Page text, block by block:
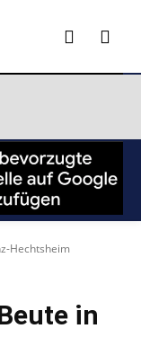
Hechtsheim
in